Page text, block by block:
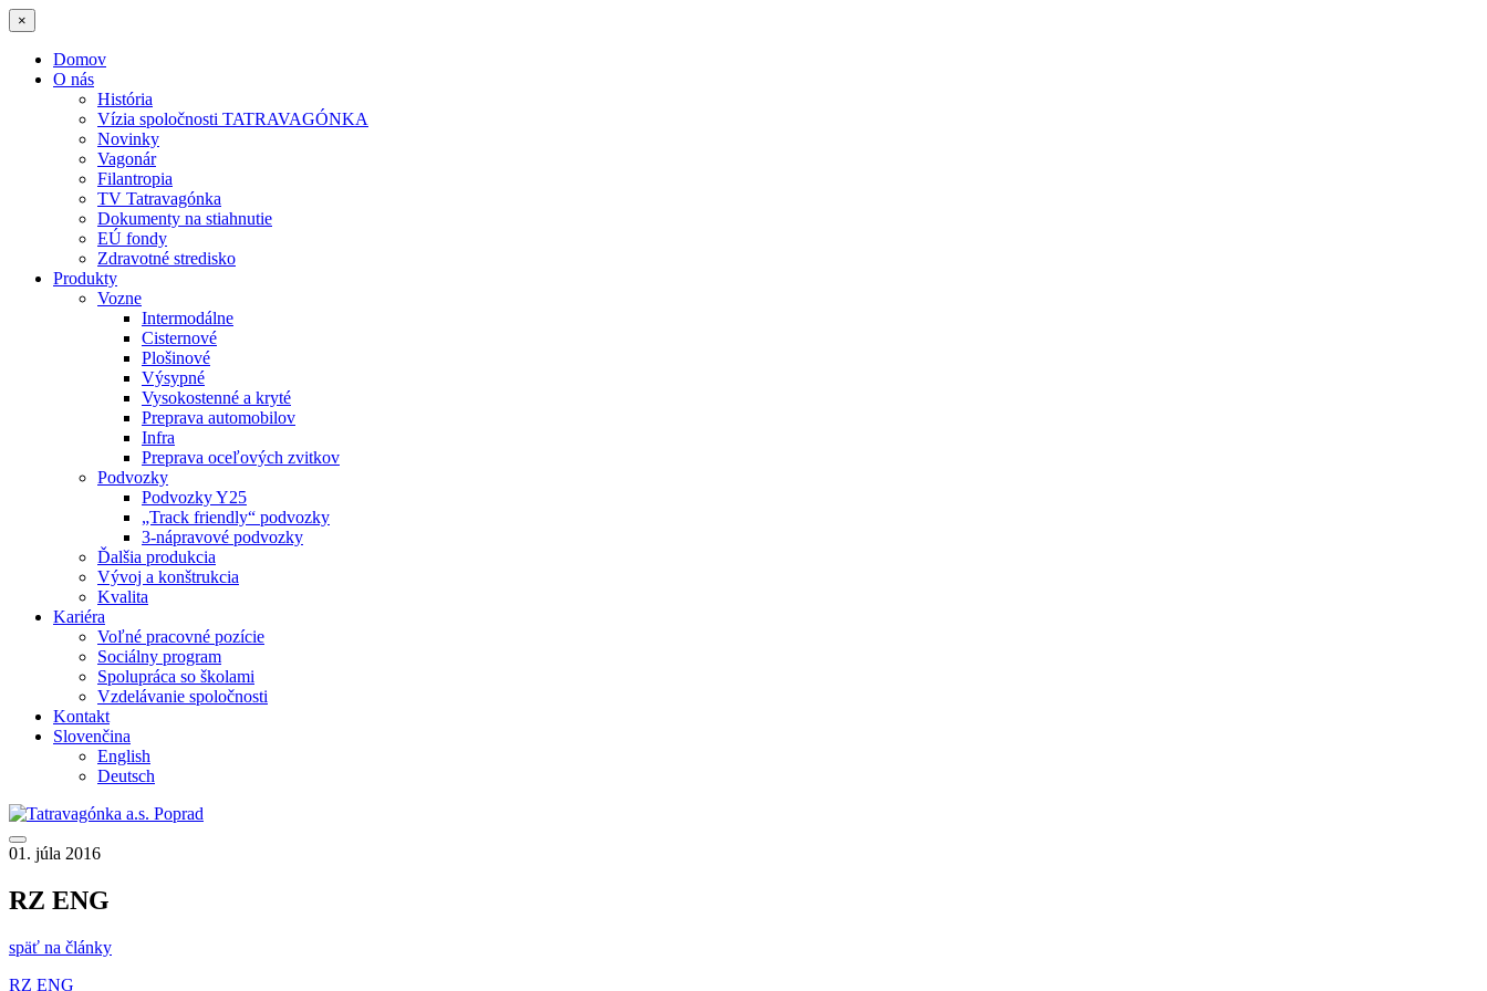
×
Domov
O nás
História
Vízia spoločnosti TATRAVAGÓNKA
Novinky
Vagonár
Filantropia
TV Tatravagónka
Dokumenty na stiahnutie
EÚ fondy
Zdravotné stredisko
Produkty
Vozne
Intermodálne
Cisternové
Plošinové
Výsypné
Vysokostenné a kryté
Preprava automobilov
Infra
Preprava oceľových zvitkov
Podvozky
Podvozky Y25
„Track friendly“ podvozky
3-nápravové podvozky
Ďalšia produkcia
Vývoj a konštrukcia
Kvalita
Kariéra
Voľné pracovné pozície
Sociálny program
Spolupráca so školami
Vzdelávanie spoločnosti
Kontakt
Slovenčina
English
Deutsch
01. júla 2016
RZ ENG
späť na články
RZ ENG